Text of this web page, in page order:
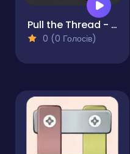
Pull the Thread - Puzzle
0 (0 Голосів)